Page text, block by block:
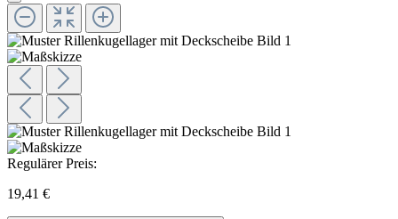
Regulärer Preis:
19,41 €